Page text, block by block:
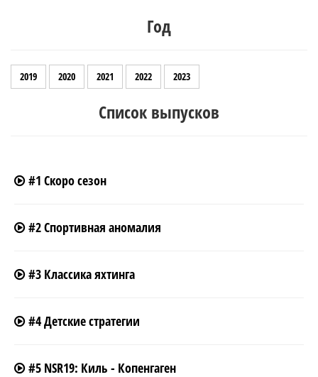
Год
2019 2020 2021 2022 2023
Список выпусков
#1 Скоро сезон
#2 Спортивная аномалия
#3 Классика яхтинга
#4 Детские стратегии
#5 NSR19: Киль - Копенгаген